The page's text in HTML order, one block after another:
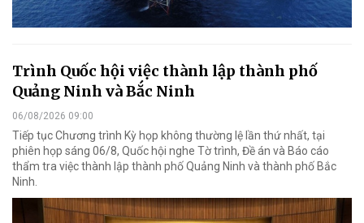
Trình Quốc hội việc thành lập thành phố
Quảng Ninh và Bắc Ninh
06/08/2026 09:00
Tiếp tục Chương trình Kỳ họp không thường lệ lần thứ nhất, tại
phiên họp sáng 06/8, Quốc hội nghe Tờ trình, Đề án và Báo cáo
thẩm tra việc thành lập thành phố Quảng Ninh và thành phố Bắc
Ninh.